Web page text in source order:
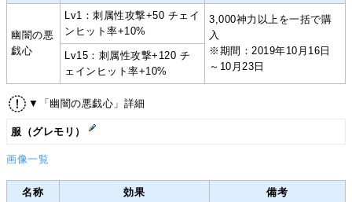
幽闇の悪
戯心
Lv1：刺属性攻撃+50 チェイ
ンヒット率+10%
3,000神力以上を一括で購
入
※期間：2019年10月16日
～10月23日
Lv15：刺属性攻撃+120 チ
ェインヒット率+10%
▼「幽闇の悪戯心」詳細
服（グレモリ）
画像一覧
名称 効果 備考